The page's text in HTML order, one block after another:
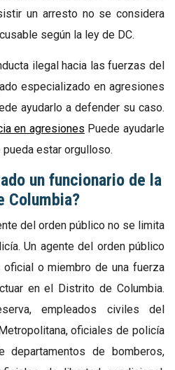
un arresto no se considera
según la ley de DC.
ilegal hacia las fuerzas del
especializado en agresiones
ayudarlo a defender su caso.
en agresiones Puede ayudarle
estar orgulloso.
un funcionario de la
Columbia?
del orden público no se limita
Un agente del orden público
o miembro de una fuerza
en el Distrito de Columbia.
empleados civiles del
oficiales de policía
departamentos de bomberos,